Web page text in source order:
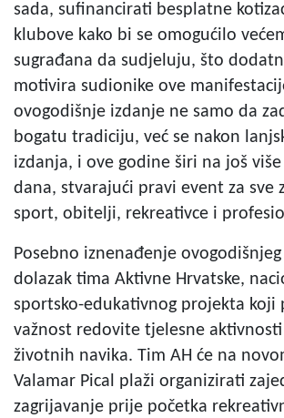
sada, sufinancirati besplatne
klubove kako bi se omogućilo
sugrađana da sudjeluju, što
motivira sudionike ove
ovogodišnje izdanje ne samo da
bogatu tradiciju, već se nakon
izdanja, i ove godine širi na još
dana, stvarajući pravi event za sve
sport, obitelji, rekreativce i
Posebno iznenađenje
dolazak tima Aktivne Hrvatske,
sportsko-edukativnog projekta koji
važnost redovite tjelesne
životnih navika. Tim AH će na
Valamar Pical plaži organizirati
zagrijavanje prije početka